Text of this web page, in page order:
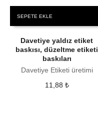
SEPETE EKLE
Davetiye yaldız etiket
baskısı, düzeltme etiketi
baskıları
Davetiye Etiketi üretimi
11,88 ₺